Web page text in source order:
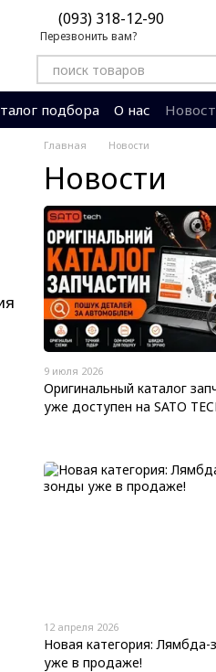
(093) 318-12-90
Перезвонить вам?
подбора О нас
информация
Главная Новости
Новости
9 июля 2026
Оригинальный каталог
уже доступен на SATO
12 апреля 2026
Новая категория: Лямбда-
уже в продаже!